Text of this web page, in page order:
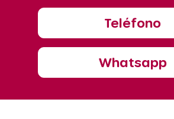
Teléfono
Whatsapp